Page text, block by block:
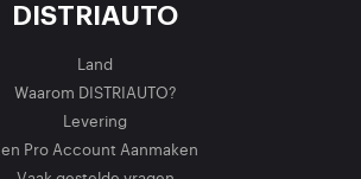
DISTRIAUTO
Land
Waarom DISTRIAUTO?
Levering
Pro Account Aanmaken